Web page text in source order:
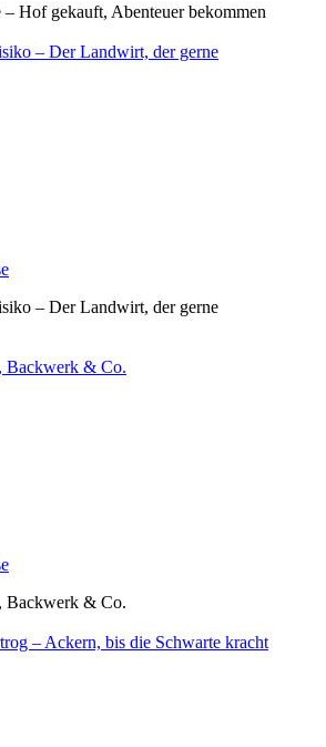
Hof gekauft, Abenteuer bekommen
– Der Landwirt, der gerne
– Der Landwirt, der gerne
Backwerk & Co.
Backwerk & Co.
– Ackern, bis die Schwarte kracht